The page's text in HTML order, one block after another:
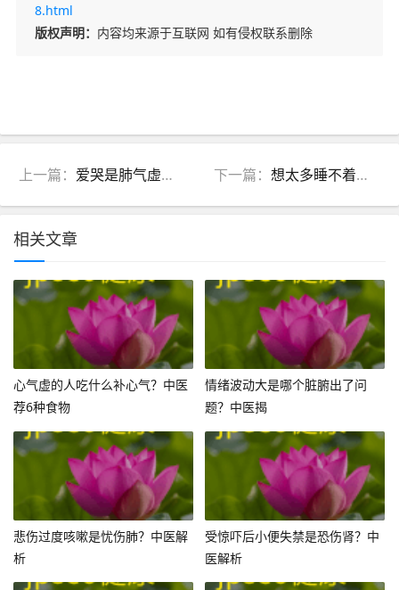
8.html
版权声明： 内容均来源于互联网 如有侵权联系删除
上一篇： 爱哭是肺气虚还是心气虚？中医教你分清 下一篇：想太多睡不着是思伤脾还是心肾不交？中医教你分清
相关文章
心气虚的人吃什么补心气？中医
荐6种食物
情绪波动大是哪个脏腑出了问
题？中医揭
悲伤过度咳嗽是忧伤肺？中医解
析
受惊吓后小便失禁是恐伤肾？中
医解析